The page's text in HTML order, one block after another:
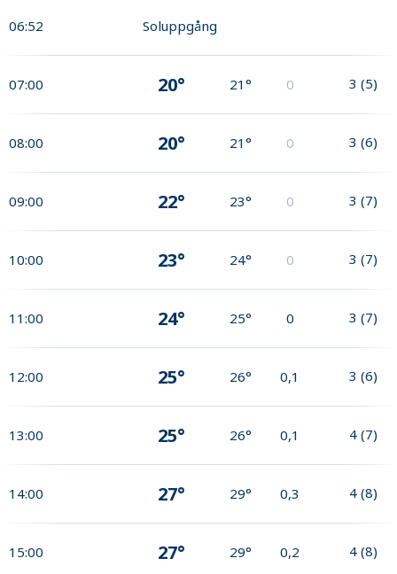
06:52 Soluppgång
07:00 20° 21° 0 3 (5)
08:00 20° 21° 0 3 (6)
09:00 22° 23° 0 3 (7)
10:00 23° 24° 0 3 (7)
11:00 24° 25° 0 3 (7)
12:00 25° 26° 0,1 3 (6)
13:00 25° 26° 0,1 4 (7)
14:00 27° 29° 0,3 4 (8)
15:00 27° 29° 0,2 4 (8)